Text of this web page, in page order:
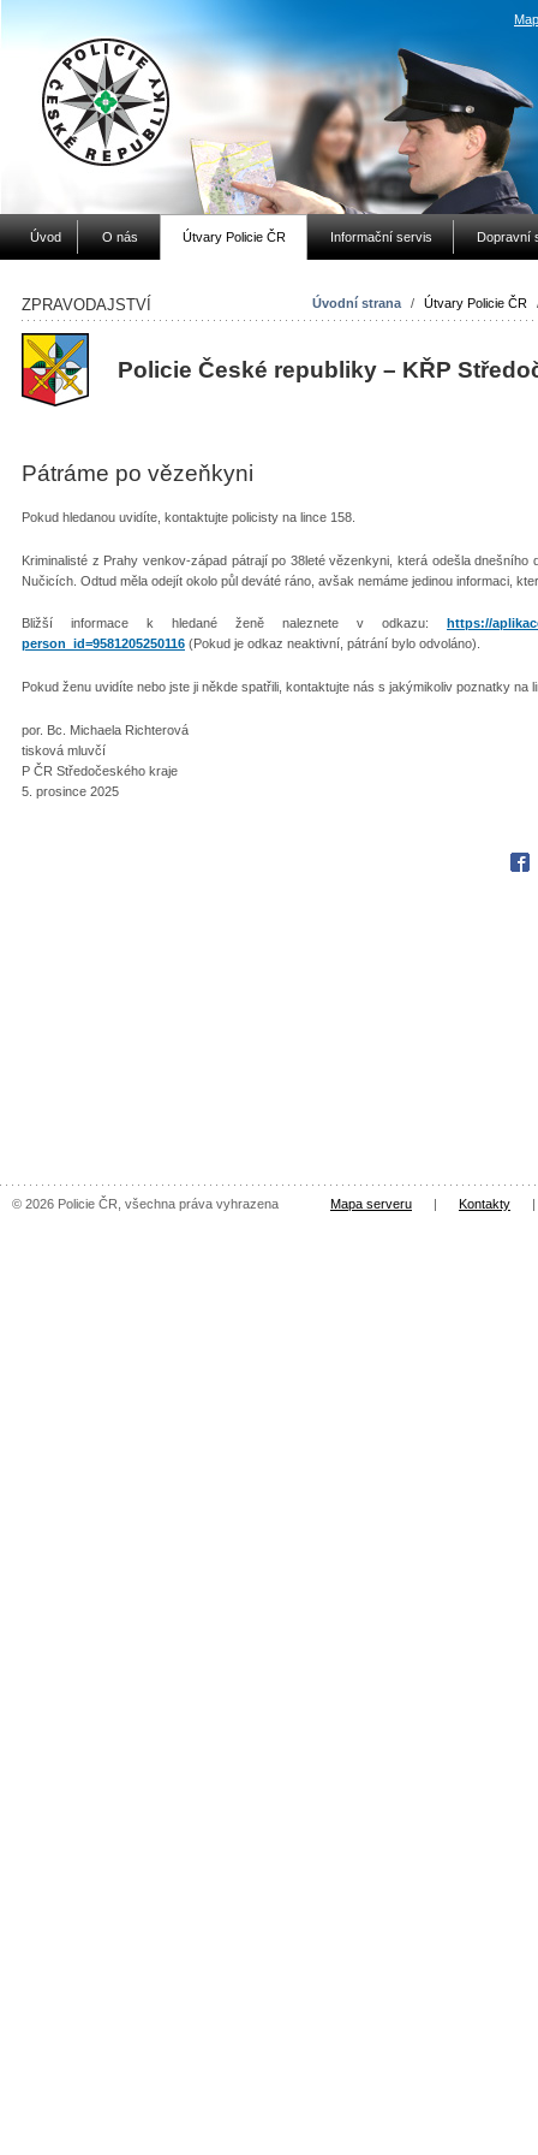
Úvod O nás Útvary Policie ČR Informační servis Dopravní
Úvodní strana / Útvary Policie ČR
ZPRAVODAJSTVÍ
Policie České republiky – KŘP
Pátráme po vězeňkyni
Pokud hledanou uvidíte, kontaktujte policisty na lince 158.
Kriminalisté z Prahy venkov-západ pátrají po 38leté vězenkyni, která odešla
Nučicích. Odtud měla odejít okolo půl deváté ráno, avšak nemáme jedinou informaci,
Bližší informace k hledané ženě naleznete v odkazu:
https://
person_id=9581205250116 (Pokud je odkaz neaktivní, pátrání bylo odvoláno).
Pokud ženu uvidíte nebo jste ji někde spatřili, kontaktujte nás s jakýmikoliv poznatky na
por. Bc. Michaela Richterová
tisková mluvčí
P ČR Středočeského kraje
5. prosince 2025
© 2026 Policie ČR, všechna práva vyhrazena Mapa serveru | Kontakty |